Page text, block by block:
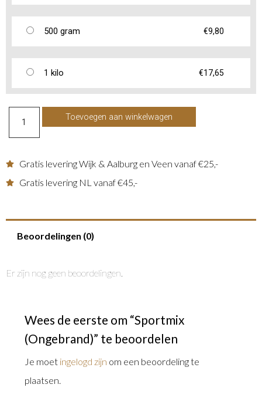
500 gram €9,80
1 kilo €17,65
Toevoegen aan winkelwagen
Gratis levering Wijk & Aalburg en Veen vanaf €25,-
Gratis levering NL vanaf €45,-
Beoordelingen (0)
Er zijn nog geen beoordelingen.
Wees de eerste om “Sportmix
(Ongebrand)” te beoordelen
Je moet ingelogd zijn om een beoordeling te
plaatsen.